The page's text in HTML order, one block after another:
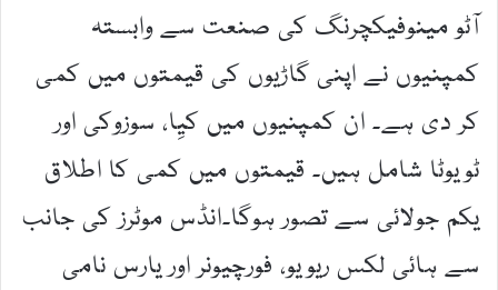
آٹو مینوفیکچرنگ کی صنعت سے وابستہ
کمپنیوں نے اپنی گاڑیوں کی قیمتوں میں کمی
کر دی ہے۔ ان کمپنیوں میں کیِا، سوزوکی اور
ٹویوٹا شامل ہیں۔ قیمتوں میں کمی کا اطلاق
یکم جولائی سے تصور ہوگا۔انڈس موٹرز کی جانب
سے ہائی لکس ریویو، فورچیونر اور یارس نامی